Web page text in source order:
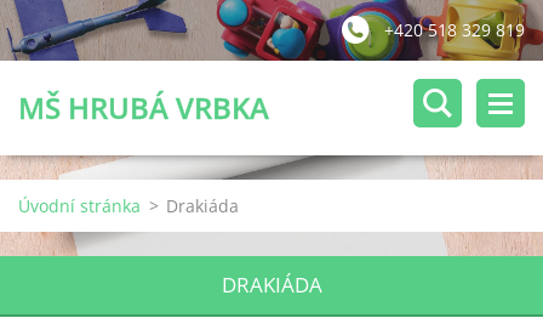
+420 518 329 819
MŠ HRUBÁ VRBKA
Úvodní stránka > Drakiáda
DRAKIÁDA